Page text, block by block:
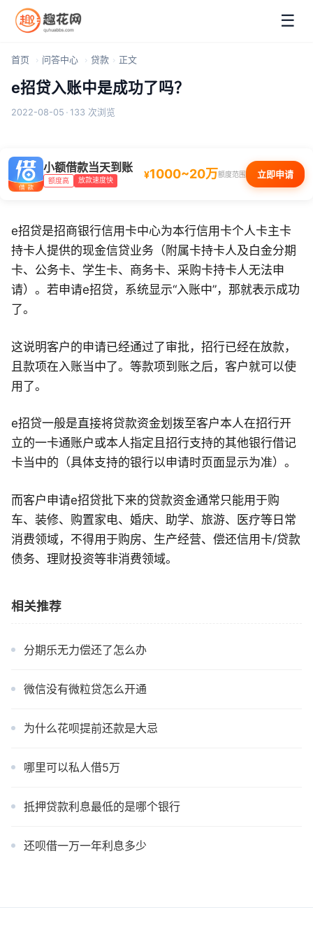
☰
首页 问答中心 贷款 正文
e招贷入账中是成功了吗？
2022-08-05 · 133 次浏览
小额借款当天到账
额度高 放款速度快 ¥1000~20万额度范围 立即申请
e招贷是招商银行信用卡中心为本行信用卡个人卡主卡
持卡人提供的现金信贷业务（附属卡持卡人及白金分期
卡、公务卡、学生卡、商务卡、采购卡持卡人无法申
请）。若申请e招贷，系统显示“入账中”，那就表示成功
了。
这说明客户的申请已经通过了审批，招行已经在放款，
且款项在入账当中了。等款项到账之后，客户就可以使
用了。
e招贷一般是直接将贷款资金划拨至客户本人在招行开
立的一卡通账户或本人指定且招行支持的其他银行借记
卡当中的（具体支持的银行以申请时页面显示为准）。
而客户申请e招贷批下来的贷款资金通常只能用于购
车、装修、购置家电、婚庆、助学、旅游、医疗等日常
消费领域，不得用于购房、生产经营、偿还信用卡/贷款
债务、理财投资等非消费领域。
相关推荐
分期乐无力偿还了怎么办
微信没有微粒贷怎么开通
为什么花呗提前还款是大忌
哪里可以私人借5万
抵押贷款利息最低的是哪个银行
还呗借一万一年利息多少